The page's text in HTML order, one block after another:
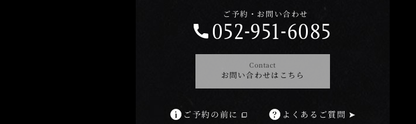
ご予約・お問い合わせ
052-951-6085
Contact
お問い合わせはこちら
ご予約の前に よくあるご質問